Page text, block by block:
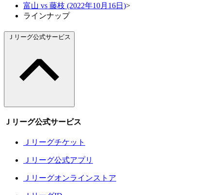
富山 vs 藤枝 (2022年10月16日)>
ラインナップ
Ｊリーグ公式サービス
Ｊリーグ公式サービス
Ｊリーグチケット
Ｊリーグ公式アプリ
Ｊリーグオンラインストア